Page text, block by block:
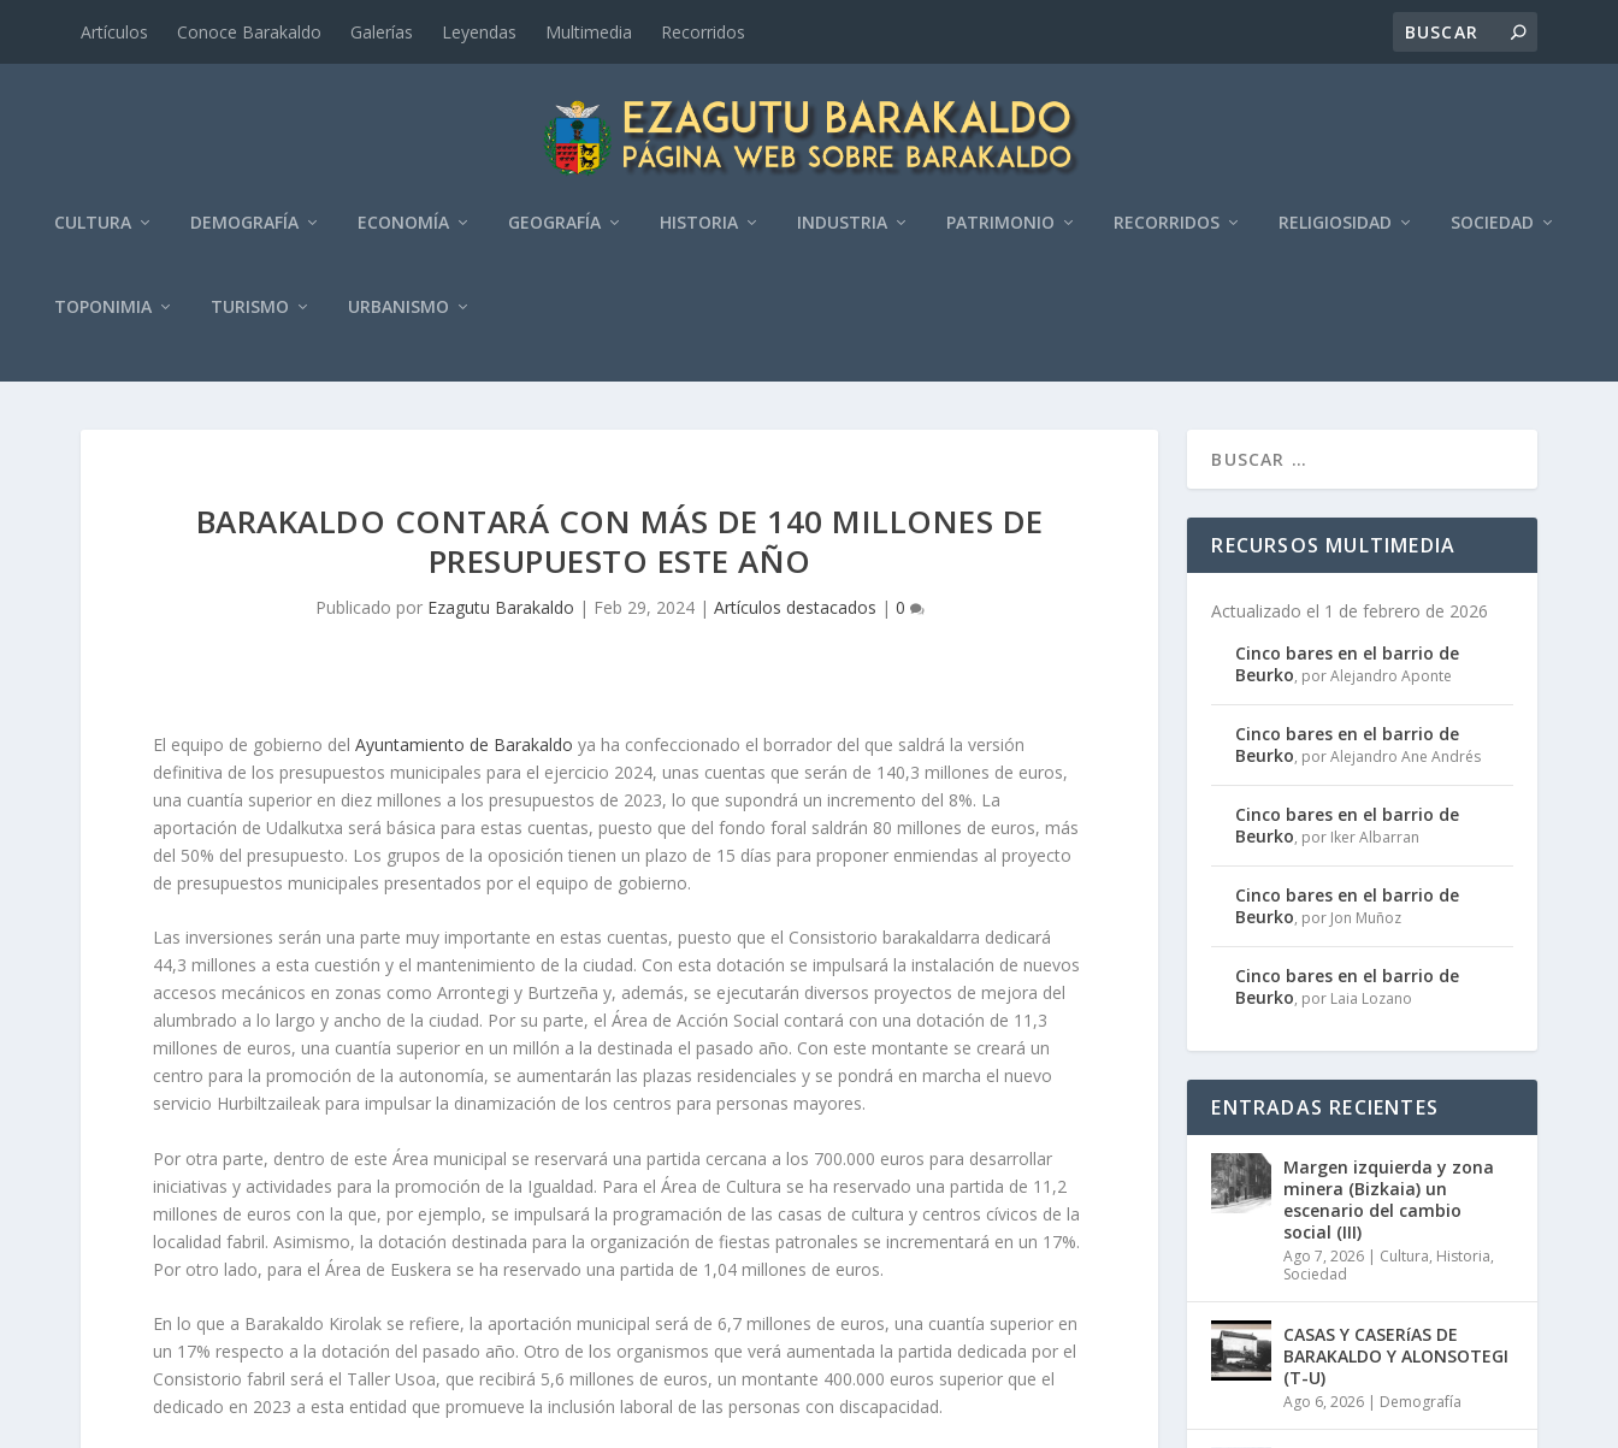
Artí­culos Conoce Barakaldo Galerí­as Leyendas Multimedia Recorridos
CULTURA DEMOGRAFÍA ECONOMÍA GEOGRAFÍ­A HISTORIA INDUSTRIA PATRIMONIO RECORRIDOS RELIGIOSIDAD SOCIEDAD
TOPONIMIA TURISMO URBANISMO
BARAKALDO CONTARÁ CON MÁS DE 140 MILLONES DE
PRESUPUESTO ESTE AÑO
Publicado por Ezagutu Barakaldo | Feb 29, 2024| Artículos destacados | 0
El equipo de gobierno delAyuntamiento de Barakaldo ya ha confeccionado el borrador del que saldrá la versión
definitiva de los presupuestos municipales para el ejercicio 2024, unas cuentas que serán de 140,3 millones de euros,
una cuantía superior en diez millones a los presupuestos de 2023, lo que supondrá un incremento del 8%. La
aportación de Udalkutxa será básica para estas cuentas, puesto que del fondo foral saldrán 80 millones de euros, más
del 50% del presupuesto. Los grupos de la oposición tienen un plazo de 15 días para proponer enmiendas al proyecto
de presupuestos municipales presentados por el equipo de gobierno.
Las inversiones serán una parte muy importante en estas cuentas, puesto que el Consistorio barakaldarra dedicará
44,3 millones a esta cuestión y el mantenimiento de la ciudad. Con esta dotación se impulsará la instalación de nuevos
accesos mecánicos en zonas como Arrontegi y Burtzeña y, además, se ejecutarán diversos proyectos de mejora del
alumbrado a lo largo y ancho de la ciudad. Por su parte, el Área de Acción Social contará con una dotación de 11,3
millones de euros, una cuantía superior en un millón a la destinada el pasado año. Con este montante se creará un
centro para la promoción de la autonomía, se aumentarán las plazas residenciales y se pondrá en marcha el nuevo
servicio Hurbiltzaileak para impulsar la dinamización de los centros para personas mayores.
Por otra parte, dentro de este Área municipal se reservará una partida cercana a los 700.000 euros para desarrollar
iniciativas y actividades para la promoción de la Igualdad. Para el Área de Cultura se ha reservado una partida de 11,2
millones de euros con la que, por ejemplo, se impulsará la programación de las casas de cultura y centros cívicos de la
localidad fabril. Asimismo, la dotación destinada para la organización de fiestas patronales se incrementará en un 17%.
Por otro lado, para el Área de Euskera se ha reservado una partida de 1,04 millones de euros.
En lo que a Barakaldo Kirolak se refiere, la aportación municipal será de 6,7 millones de euros, una cuantía superior en
un 17% respecto a la dotación del pasado año. Otro de los organismos que verá aumentada la partida dedicada por el
Consistorio fabril será el Taller Usoa, que recibirá 5,6 millones de euros, un montante 400.000 euros superior que el
dedicado en 2023 a esta entidad que promueve la inclusión laboral de las personas con discapacidad.
RECURSOS MULTIMEDIA
Actualizado el 1 de febrero de 2026
Cinco bares en el barrio de
Beurko, por Alejandro Aponte
Cinco bares en el barrio de
Beurko, por Alejandro Ane Andrés
Cinco bares en el barrio de
Beurko, por Iker Albarran
Cinco bares en el barrio de
Beurko, por Jon Muñoz
Cinco bares en el barrio de
Beurko, por Laia Lozano
ENTRADAS RECIENTES
Margen izquierda y zona
minera (Bizkaia) un
escenario del cambio
social (III)
Ago 7, 2026 | Cultura, Historia,
Sociedad
CASAS Y CASERíAS DE
BARAKALDO Y ALONSOTEGI
(T-U)
Ago 6, 2026 | Demografía